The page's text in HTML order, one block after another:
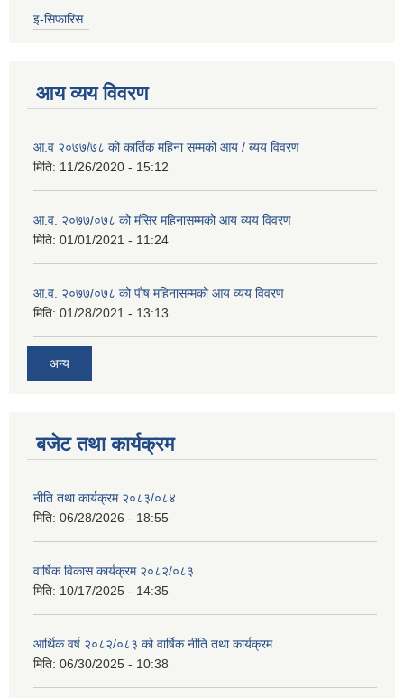
इ-सिफारिस
आय व्यय विवरण
आ.व २०७७/७८ को कार्तिक महिना सम्मको आय / ब्यय विवरण
मिति: 11/26/2020 - 15:12
आ.व. २०७७/०७८ को मंसिर महिनासम्मको आय व्यय विवरण
मिति: 01/01/2021 - 11:24
आ.व. २०७७/०७८ को पौष महिनासम्मको आय व्यय विवरण
मिति: 01/28/2021 - 13:13
अन्य
बजेट तथा कार्यक्रम
नीति तथा कार्यक्रम २०८३/०८४
मिति: 06/28/2026 - 18:55
वार्षिक विकास कार्यक्रम २०८२/०८३
मिति: 10/17/2025 - 14:35
आर्थिक वर्ष २०८२/०८३ को वार्षिक नीति तथा कार्यक्रम
मिति: 06/30/2025 - 10:38